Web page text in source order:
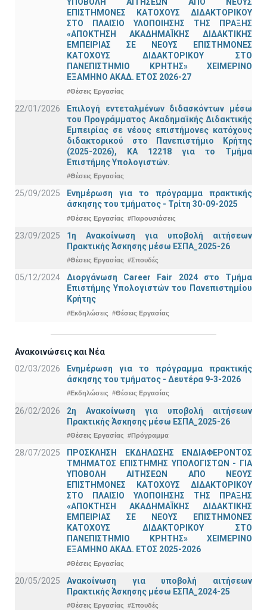
ΕΠΙΣΤΗΜΟΝΕΣ ΚΑΤΟΧΟΥΣ ΔΙΔΑΚΤΟΡΙΚΟΥ
ΣΤΟ ΠΛΑΙΣΙΟ ΥΛΟΠΟΙΗΣΗΣ ΤΗΣ ΠΡΑΞΗΣ
«ΑΠΟΚΤΗΣΗ ΑΚΑΔΗΜΑΪΚΗΣ ΔΙΔΑΚΤΙΚΗΣ
ΕΜΠΕΙΡΙΑΣ ΣΕ ΝΕΟΥΣ ΕΠΙΣΤΗΜΟΝΕΣ
ΚΑΤΟΧΟΥΣ ΔΙΔΑΚΤΟΡΙΚΟΥ ΣΤΟ
ΠΑΝΕΠΙΣΤΗΜΙΟ ΚΡΗΤΗΣ» ΧΕΙΜΕΡΙΝΟ
ΕΞΑΜΗΝΟ ΑΚΑΔ. ΕΤΟΣ 2026-27
#Θέσεις Εργασίας
22/01/2026
Επιλογή εντεταλμένων διδασκόντων μέσω
του Προγράμματος Ακαδημαϊκής Διδακτικής
Εμπειρίας σε νέους επιστήμονες κατόχους
διδακτορικού στο Πανεπιστήμιο Κρήτης
(2025-2026), ΚΑ 12218 για το Τμήμα
Επιστήμης Υπολογιστών.
#Θέσεις Εργασίας
25/09/2025
Ενημέρωση για το πρόγραμμα πρακτικής
άσκησης του τμήματος - Τρίτη 30-09-2025
#Θέσεις Εργασίας #Παρουσιάσεις
23/09/2025
1η Ανακοίνωση για υποβολή αιτήσεων
Πρακτικής Άσκησης μέσω ΕΣΠΑ_2025-26
#Θέσεις Εργασίας #Σπουδές
05/12/2024
Διοργάνωση Career Fair 2024 στο Τμήμα
Επιστήμης Υπολογιστών του Πανεπιστημίου
Κρήτης
#Εκδηλώσεις #Θέσεις Εργασίας
Ανακοινώσεις και Νέα
02/03/2026
Ενημέρωση για το πρόγραμμα πρακτικής
άσκησης του τμήματος - Δευτέρα 9-3-2026
#Εκδηλώσεις #Θέσεις Εργασίας
26/02/2026
2η Ανακοίνωση για υποβολή αιτήσεων
Πρακτικής Άσκησης μέσω ΕΣΠΑ_2025-26
#Θέσεις Εργασίας #Πρόγραμμα
28/07/2025
ΠΡΟΣΚΛΗΣΗ ΕΚΔΗΛΩΣΗΣ ΕΝΔΙΑΦΕΡΟΝΤΟΣ
ΤΜΗΜΑΤΟΣ ΕΠΙΣΤΗΜΗΣ ΥΠΟΛΟΓΙΣΤΩΝ - ΓΙΑ
ΥΠΟΒΟΛΗ ΑΙΤΗΣΕΩΝ ΑΠΟ ΝΕΟΥΣ
ΕΠΙΣΤΗΜΟΝΕΣ ΚΑΤΟΧΟΥΣ ΔΙΔΑΚΤΟΡΙΚΟΥ
ΣΤΟ ΠΛΑΙΣΙΟ ΥΛΟΠΟΙΗΣΗΣ ΤΗΣ ΠΡΑΞΗΣ
«ΑΠΟΚΤΗΣΗ ΑΚΑΔΗΜΑΪΚΗΣ ΔΙΔΑΚΤΙΚΗΣ
ΕΜΠΕΙΡΙΑΣ ΣΕ ΝΕΟΥΣ ΕΠΙΣΤΗΜΟΝΕΣ
ΚΑΤΟΧΟΥΣ ΔΙΔΑΚΤΟΡΙΚΟΥ ΣΤΟ
ΠΑΝΕΠΙΣΤΗΜΙΟ ΚΡΗΤΗΣ» ΧΕΙΜΕΡΙΝΟ
ΕΞΑΜΗΝΟ ΑΚΑΔ. ΕΤΟΣ 2025-2026
#Θέσεις Εργασίας
20/05/2025
Ανακοίνωση για υποβολή αιτήσεων
Πρακτικής Άσκησης μέσω ΕΣΠΑ_2024-25
#Θέσεις Εργασίας #Σπουδές